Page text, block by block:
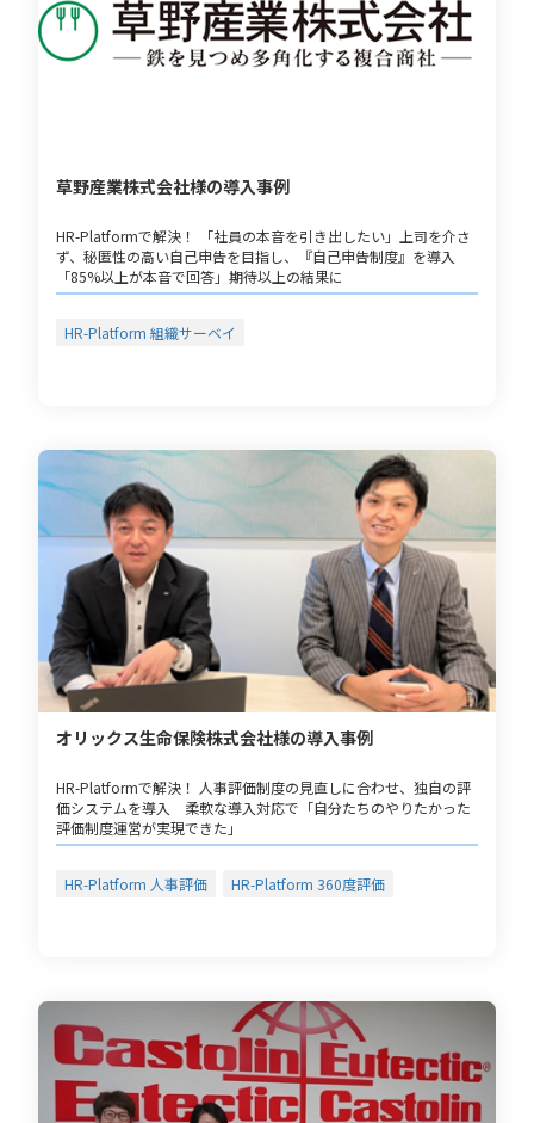
草野産業株式会社様の導入事例
HR-Platformで解決！ 「社員の本音を引き出したい」上司を介さ
ず、秘匿性の高い自己申告を目指し、『自己申告制度』を導入
「85%以上が本音で回答」期待以上の結果に
HR-Platform 組織サーベイ
オリックス生命保険株式会社様の導入事例
HR-Platformで解決！ 人事評価制度の見直しに合わせ、独自の評
価システムを導入 柔軟な導入対応で「自分たちのやりたかった
評価制度運営が実現できた」
HR-Platform 人事評価 HR-Platform 360度評価